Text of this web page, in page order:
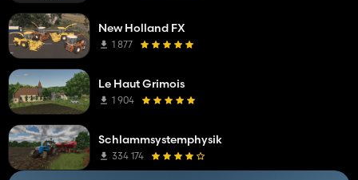
New Holland FX
1 877
Le Haut Grimois
1 904
Schlammsystemphysik
334 174